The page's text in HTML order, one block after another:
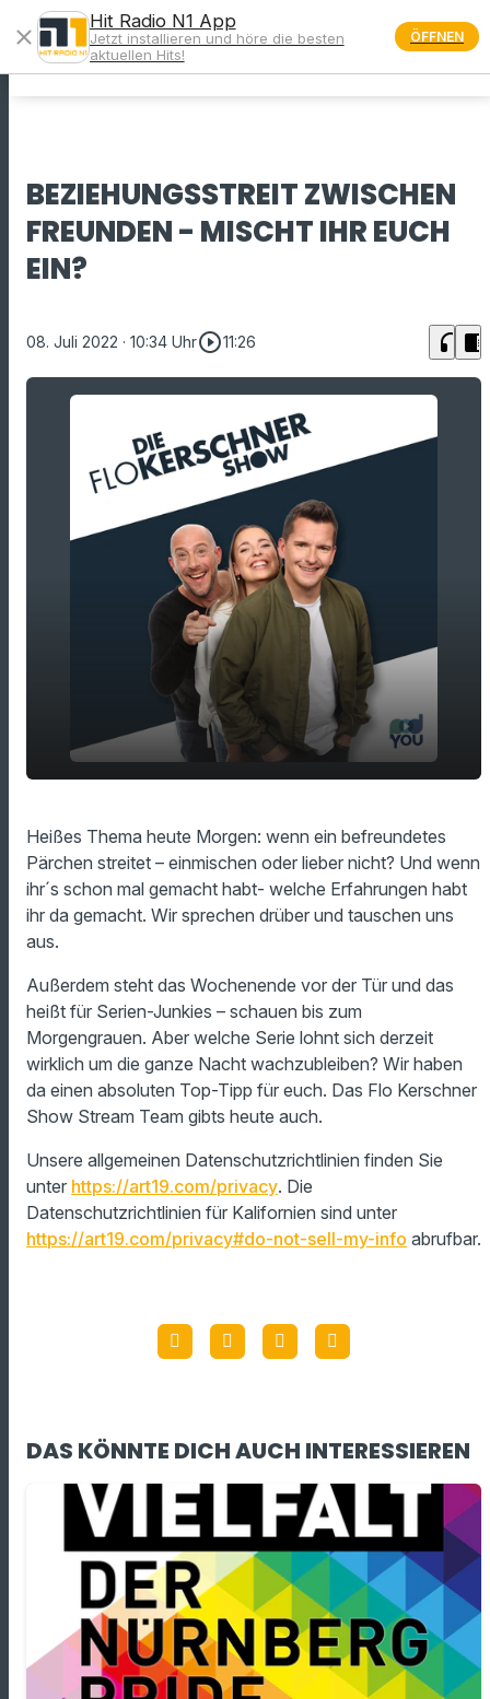
menu
BEZIEHUNGSSTREIT ZWISCHEN
FREUNDEN - MISCHT IHR EUCH
EIN?
08. Juli 2022 · 10:34 Uhrplay_circle_outline11:26 headphones chrome_reader_mode
play_arrow mischt ihr euch ein?
00:00 11:26
Heißes Thema heute Morgen: wenn ein befreundetes
Pärchen streitet – einmischen oder lieber nicht? Und wenn
ihr´s schon mal gemacht habt- welche Erfahrungen habt
ihr da gemacht. Wir sprechen drüber und tauschen uns
aus.
Außerdem steht das Wochenende vor der Tür und das
heißt für Serien-Junkies – schauen bis zum
Morgengrauen. Aber welche Serie lohnt sich derzeit
wirklich um die ganze Nacht wachzubleiben? Wir haben
da einen absoluten Top-Tipp für euch. Das Flo Kerschner
Show Stream Team gibts heute auch.
Unsere allgemeinen Datenschutzrichtlinien finden Sie
unter https://art19.com/privacy. Die
Datenschutzrichtlinien für Kalifornien sind unter
https://art19.com/privacy#do-not-sell-my-info abrufbar.
DAS KÖNNTE DICH AUCH INTERESSIEREN
close
Hit Radio N1 App
Jetzt installieren und höre die besten
aktuellen Hits!
ÖFFNEN